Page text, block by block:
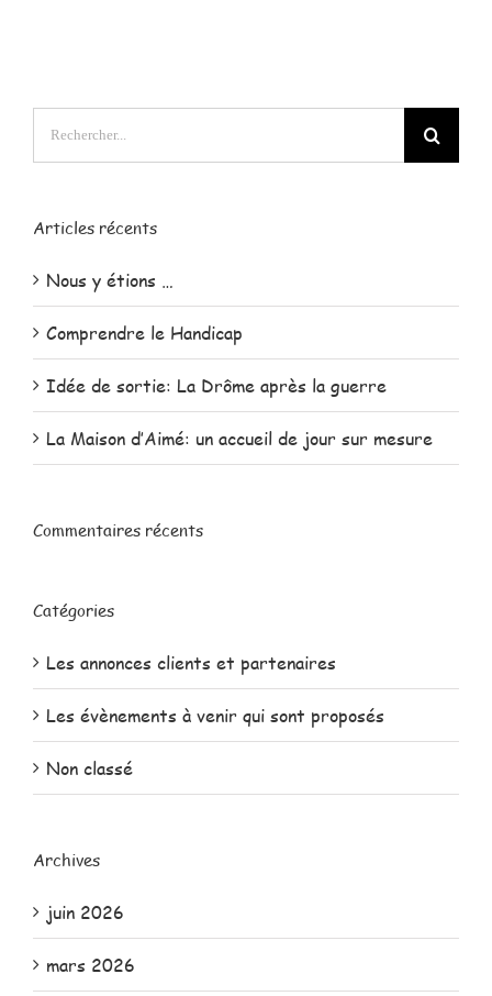
Articles récents
Nous y étions …
Comprendre le Handicap
Idée de sortie: La Drôme après la guerre
La Maison d’Aimé: un accueil de jour sur mesure
Commentaires récents
Catégories
Les annonces clients et partenaires
Les évènements à venir qui sont proposés
Non classé
Archives
juin 2026
mars 2026